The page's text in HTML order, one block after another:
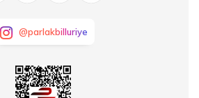
@parlakbilluriye